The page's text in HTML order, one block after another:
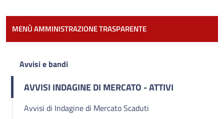
MENÙ AMMINISTRAZIONE TRASPARENTE
Avvisi e bandi
AVVISI INDAGINE DI MERCATO - ATTIVI
Avvisi di Indagine di Mercato Scaduti